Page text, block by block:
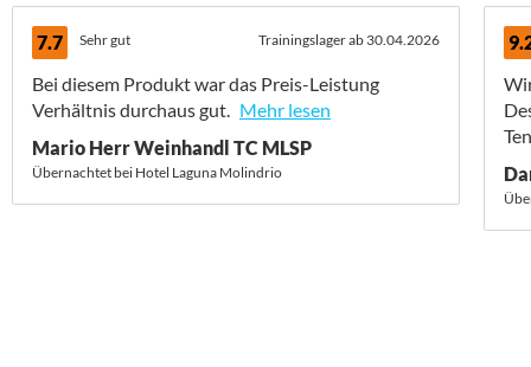
7.7 Sehr gut Trainingslager ab 30.04.2026
Bei diesem Produkt war das Preis-Leistung
Verhältnis durchaus gut. Mehr lesen
Mario Herr Weinhandl TC MLSP
Übernachtet bei Hotel Laguna Molindrio